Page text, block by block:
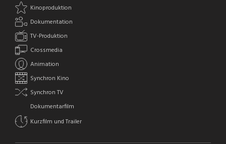
Kinoproduktion
Dokumentation
TV-Produktion
Crossmedia
Animation
Synchron Kino
Synchron TV
Dokumentarfilm
Kurzfilm und Trailer